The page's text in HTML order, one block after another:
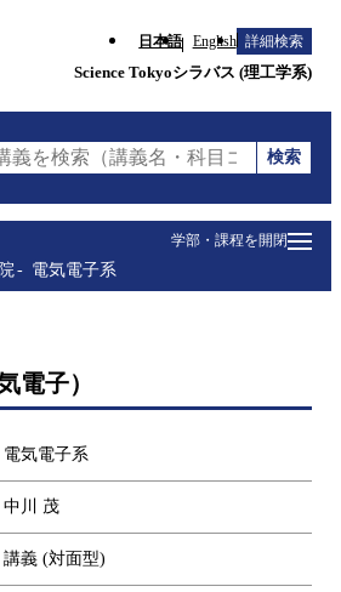
日本語 English 詳細検索
Science Tokyoシラバス (理工学系)
義を検索（講義名・科目コード・担当
検索
学部・課程を開閉
電気電子系
電子）
電気電子系
中川 茂
講義 (対面型)